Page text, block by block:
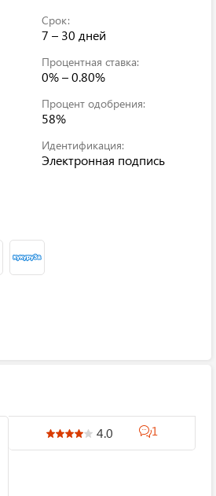
Срок:
7 – 30 дней
Процентная ставка:
0% – 0.80%
Процент одобрения:
58%
Идентификация:
Электронная подпись
4.0 1